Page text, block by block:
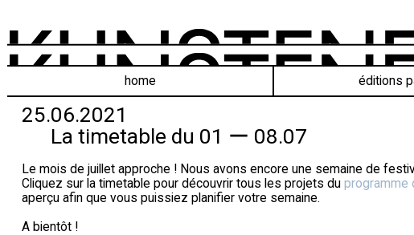
home éditions
25.06.2021
La timetable du 01 ー 08.07
Le mois de juillet approche ! Nous avons encore une semaine de
Cliquez sur la timetable pour découvrir tous les projets du programme
aperçu afin que vous puissiez planifier votre semaine.
A bientôt !